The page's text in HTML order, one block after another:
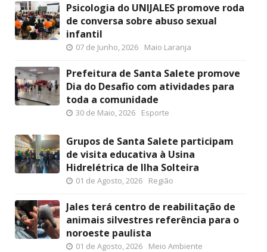
Psicologia do UNIJALES promove roda
de conversa sobre abuso sexual
infantil
07 de Junho, 2026 Maio Laranja
Prefeitura de Santa Salete promove
Dia do Desafio com atividades para
toda a comunidade
30 de Maio, 2026 Esporte
Grupos de Santa Salete participam
de visita educativa à Usina
Hidrelétrica de Ilha Solteira
01 de Agosto, 2026 Região
Jales terá centro de reabilitação de
animais silvestres referência para o
noroeste paulista
01 de Agosto, 2026 Meio Ambiente